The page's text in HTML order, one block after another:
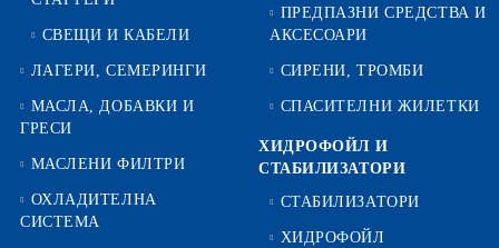
СВЕЩИ И КАБЕЛИ
ЛАГЕРИ, СЕМЕРИНГИ
МАСЛА, ДОБАВКИ И
ГРЕСИ
МАСЛЕНИ ФИЛТРИ
ОХЛАДИТЕЛНА
СИСТЕМА
ПРЕДПАЗНИ СРЕДСТВА И
АКСЕСОАРИ
СИРЕНИ, ТРОМБИ
СПАСИТЕЛНИ ЖИЛЕТКИ
ХИДРОФОЙЛ И
СТАБИЛИЗАТОРИ
СТАБИЛИЗАТОРИ
ХИДРОФОЙЛ